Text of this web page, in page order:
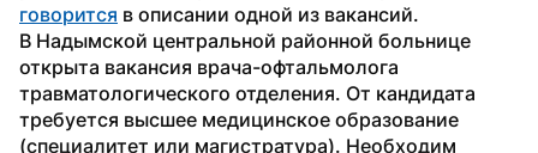
говорится в описании одной из вакансий.
В Надымской центральной районной больнице
открыта вакансия врача-офтальмолога
травматологического отделения. От кандидата
требуется высшее медицинское образование
(специалитет или магистратура). Необходим